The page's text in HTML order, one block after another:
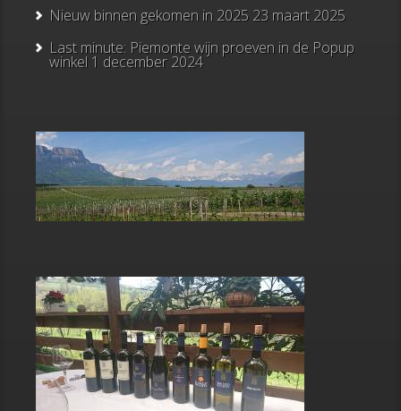
Nieuw binnen gekomen in 2025 23 maart 2025
Last minute: Piemonte wijn proeven in de Popup
winkel 1 december 2024